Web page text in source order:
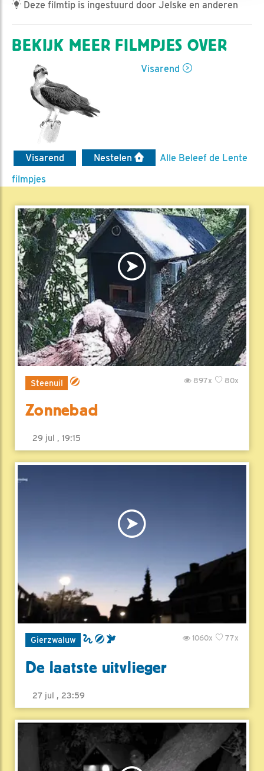
Deze filmtip is ingestuurd door Jelske en anderen
BEKIJK MEER FILMPJES OVER
Visarend
Visarend Nestelen
Alle Beleef de Lente
filmpjes
Steenuil 80x
897x
Zonnebad
29 jul , 19:15
Gierzwaluw 77x
1060x
De laatste uitvlieger
27 jul , 23:59